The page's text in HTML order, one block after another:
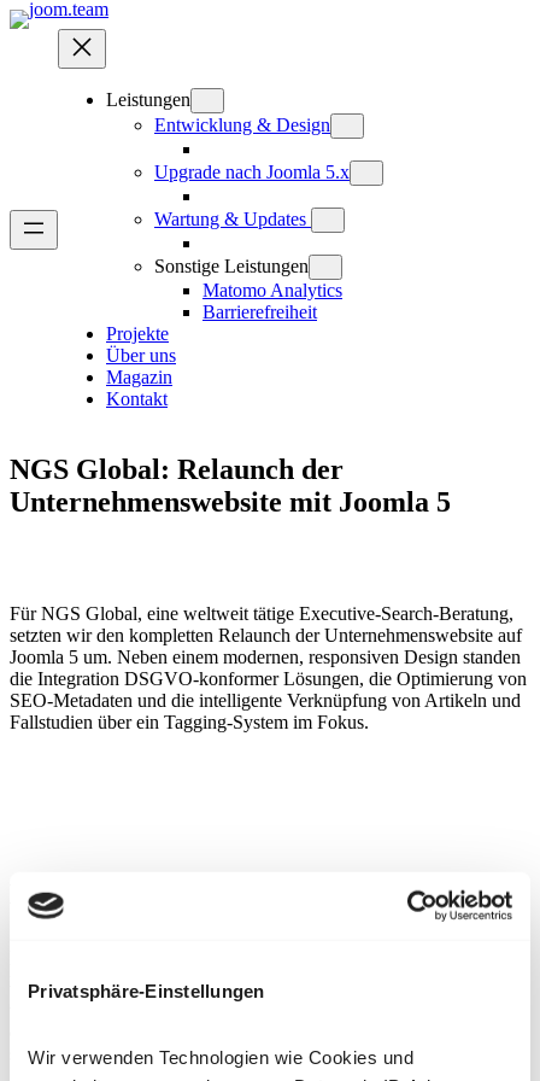
Privatsphäre-Einstellungen
Wir verwenden Technologien wie Cookies und
Zum
springen
Leistungen
Entwicklung & Design
Upgrade nach Joomla 5.x
Wartung & Updates
Sonstige Leistungen
Matomo Analytics
Barrierefreiheit
Projekte
Über uns
Magazin
Kontakt
NGS Global: Relaunch der
Unternehmenswebsite mit Joomla 5
Für NGS Global, eine weltweit tätige Executive-Search-Beratung,
setzten wir den kompletten Relaunch der Unternehmenswebsite auf
Joomla 5 um. Neben einem modernen, responsiven Design standen
die Integration DSGVO-konformer Lösungen, die Optimierung von
SEO-Metadaten und die intelligente Verknüpfung von Artikeln und
Fallstudien über ein Tagging-System im Fokus.
Die Aufgabe
war es, ein modernes, responsives Design zu schaffen, das die
standen auch die Umsetzung von Datenschutz- und SEO-
Anforderungen sowie die Integration mehrsprachiger Inhalte im